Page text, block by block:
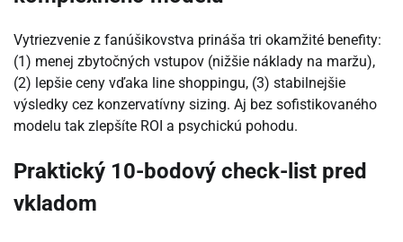
Vytriezvenie z fanúšikovstva prináša tri okamžité benefity:
(1) menej zbytočných vstupov (nižšie náklady na maržu),
(2) lepšie ceny vďaka line shoppingu, (3) stabilnejšie
výsledky cez konzervatívny sizing. Aj bez sofistikovaného
modelu tak zlepšíte ROI a psychickú pohodu.
Praktický 10-bodový check-list pred
vkladom